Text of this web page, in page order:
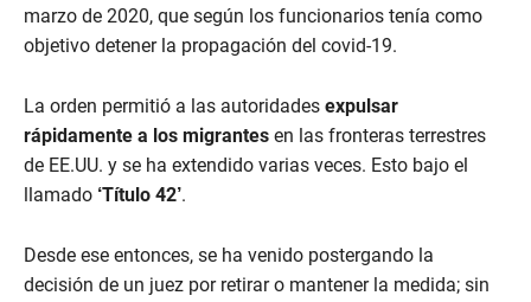
marzo de 2020, que según los funcionarios tenía como
objetivo detener la propagación del covid-19.
La orden permitió a las autoridades expulsar
rápidamente a los migrantes en las fronteras terrestres
de EE.UU. y se ha extendido varias veces. Esto bajo el
llamado ‘Título 42’.
Desde ese entonces, se ha venido postergando la
decisión de un juez por retirar o mantener la medida; sin